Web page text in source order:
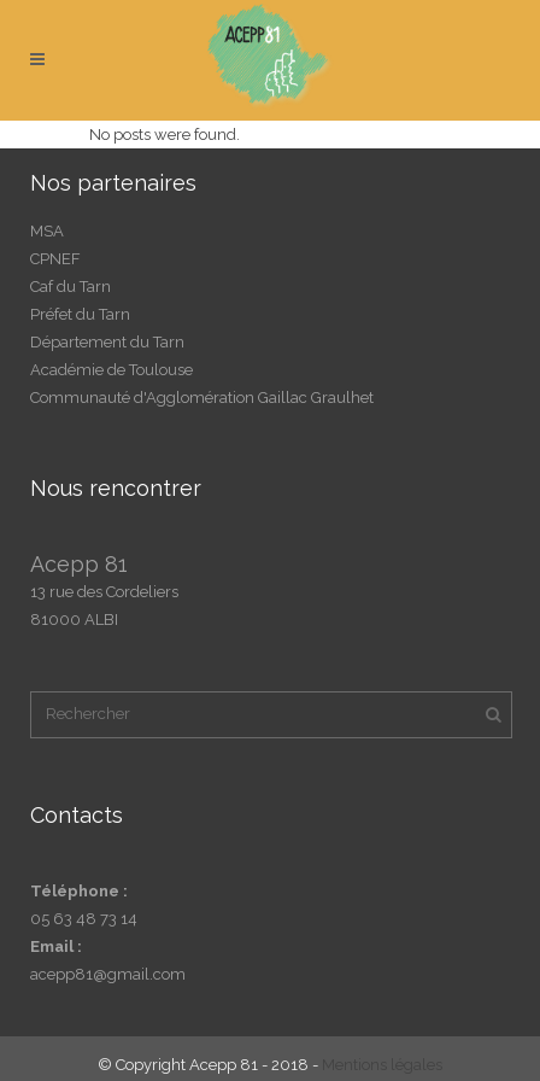
No posts were found.
Nos partenaires
MSA
CPNEF
Caf du Tarn
Préfet du Tarn
Département du Tarn
Académie de Toulouse
Communauté d'Agglomération Gaillac Graulhet
Nous rencontrer
Acepp 81
13 rue des Cordeliers
81000 ALBI
Contacts
Téléphone :
05 63 48 73 14
Email :
acepp81@gmail.com
© Copyright Acepp 81 - 2018 -